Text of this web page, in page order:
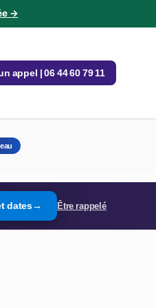
→
appel | 06 44 60 79 11
dates→ Être rappelé